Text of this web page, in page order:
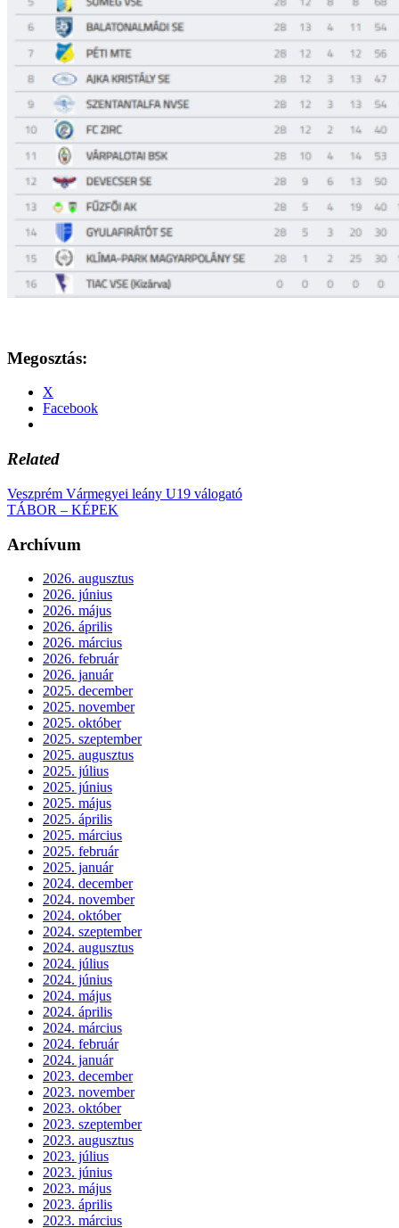
Megosztás:
X
Facebook
Related
Veszprém Vármegyei leány U19 válogató
TÁBOR – KÉPEK
Archívum
2026. augusztus
2026. június
2026. május
2026. április
2026. március
2026. február
2026. január
2025. december
2025. november
2025. október
2025. szeptember
2025. augusztus
2025. július
2025. június
2025. május
2025. április
2025. március
2025. február
2025. január
2024. december
2024. november
2024. október
2024. szeptember
2024. augusztus
2024. július
2024. június
2024. május
2024. április
2024. március
2024. február
2024. január
2023. december
2023. november
2023. október
2023. szeptember
2023. augusztus
2023. július
2023. június
2023. május
2023. április
2023. március